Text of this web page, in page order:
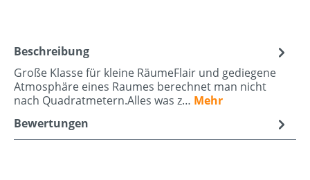
Beschreibung
Große Klasse für kleine RäumeFlair und gediegene
Atmosphäre eines Raumes berechnet man nicht
nach Quadratmetern.Alles was z… Mehr
Bewertungen